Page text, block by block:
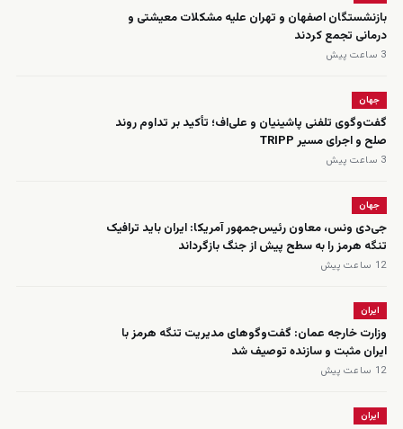
بازنشستگان اصفهان و تهران علیه مشکلات معیشتی و
درمانی تجمع کردند
3 ساعت پیش
جهان
گفت‌وگوی تلفنی پاشینیان و علی‌اف؛ تأکید بر تداوم روند
صلح و اجرای مسیر TRIPP
3 ساعت پیش
جهان
جی‌دی ونس، معاون رئیس‌جمهور آمریکا: ایران باید ترافیک
تنگه هرمز را به سطح پیش از جنگ بازگرداند
12 ساعت پیش
ایران
وزارت خارجه عمان: گفت‌وگوهای مدیریت تنگه هرمز با
ایران مثبت و سازنده توصیف شد
12 ساعت پیش
ایران